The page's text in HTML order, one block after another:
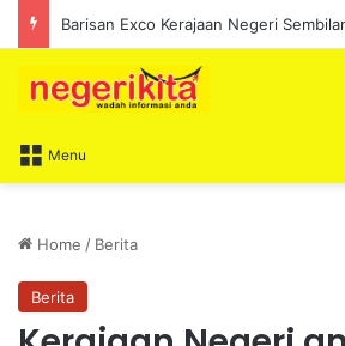
Menu
Home / Berita
Berita